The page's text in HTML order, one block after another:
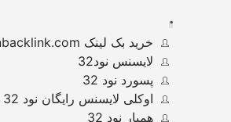
.
خرید بک لینک behtarinbacklink.com
لایسنس نود32
پسورد نود 32
اوکلی لایسنس رایگان نود 32
همیار نود 32